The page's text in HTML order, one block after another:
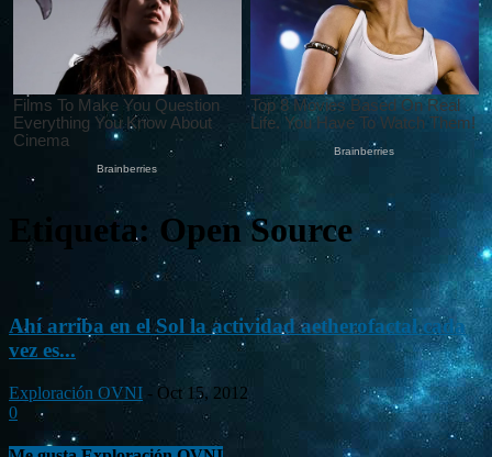
Etiqueta: Open Source
Ahí arriba en el Sol la actividad aetherofactal cada
vez es...
Exploración OVNI - Oct 15, 2012
0